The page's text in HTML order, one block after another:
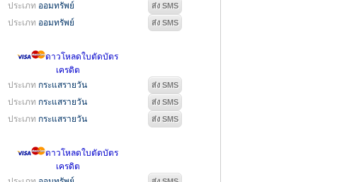
ประเภท ออมทรัพย์
ประเภท ออมทรัพย์
ดาวโหลดใบตัดบัตร
เครดิต
ประเภท กระแสรายวัน
ประเภท กระแสรายวัน
ประเภท กระแสรายวัน
ดาวโหลดใบตัดบัตร
เครดิต